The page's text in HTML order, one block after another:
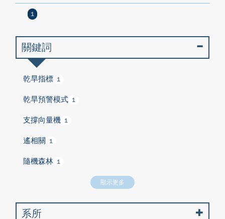
1
關鍵詞
乾旱指標 1
乾旱預警模式 1
支撐向量機 1
遙相關 1
隨機森林 1
顯示更多
系所